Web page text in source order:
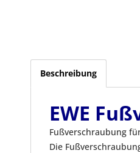
Beschreibung
EWE
Fußverschraubung
Die